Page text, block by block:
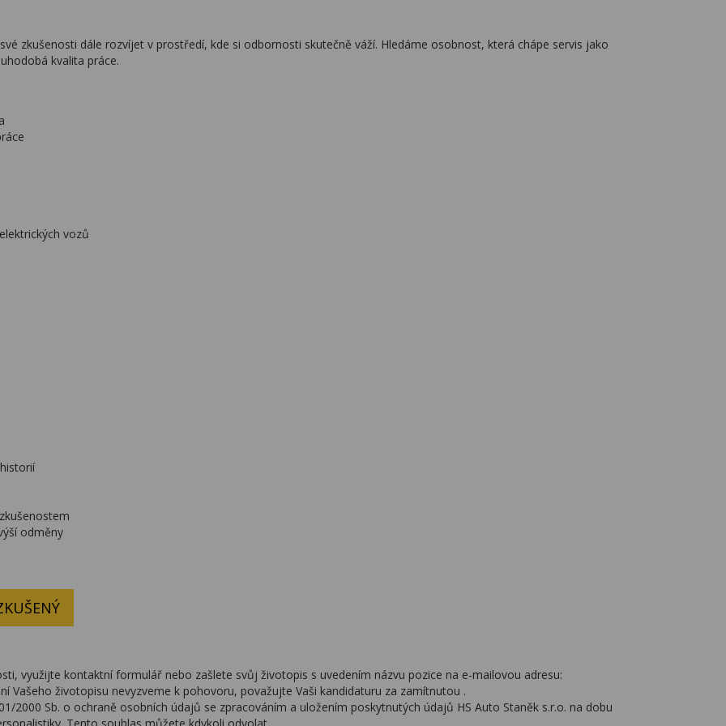
zkušenosti dále rozvíjet v prostředí, kde si odbornosti skutečně váží. Hledáme osobnost, která chápe servis jako
kvalita práce.
vozů
odměny
využijte kontaktní formulář nebo zašlete svůj životopis s uvedením názvu pozice na e-mailovou adresu:
Vašeho životopisu nevyzveme k pohovoru, považujte Vaši kandidaturu za zamítnutou .
2000 Sb. o ochraně osobních údajů se zpracováním a uložením poskytnutých údajů HS Auto Staněk s.r.o. na dobu